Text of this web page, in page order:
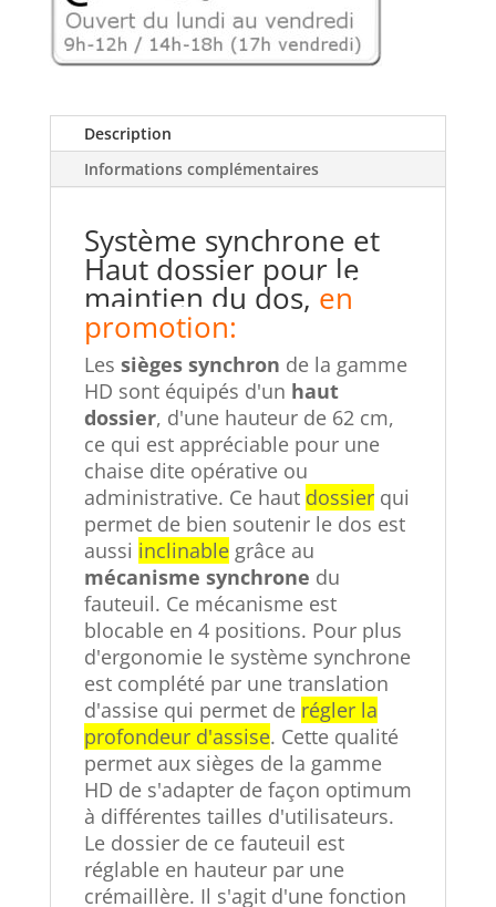
Description
Informations complémentaires
Système synchrone et
Haut dossier pour le
maintien du dos, en
promotion:
Les sièges synchron de la gamme
HD sont équipés d'un haut
dossier, d'une hauteur de 62 cm,
ce qui est appréciable pour une
chaise dite opérative ou
administrative. Ce haut dossierqui
permet de bien soutenir le dos est
aussi inclinablegrâce au
mécanisme synchrone du
fauteuil. Ce mécanisme est
blocable en 4 positions. Pour plus
d'ergonomie le système synchrone
est complété par une translation
d'assise qui permet de régler la
profondeur d'assise. Cette qualité
permet aux sièges de la gamme
HD de s'adapter de façon optimum
à différentes tailles d'utilisateurs.
Le dossierde ce fauteuil est
réglable en hauteur par une
crémaillère. Il s'agit d'une fonction